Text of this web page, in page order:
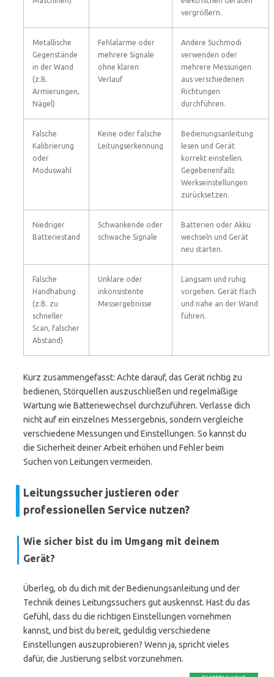
vergrößern.
Metallische
Gegenstände
in der Wand
(z.B.
Armierungen,
Nägel)
Fehlalarme oder
mehrere Signale
ohne klaren
Verlauf
Andere Suchmodi
verwenden oder
mehrere Messungen
aus verschiedenen
Richtungen
durchführen.
Falsche
Kalibrierung
oder
Moduswahl
Keine oder falsche
Leitungserkennung
Bedienungsanleitung
lesen und Gerät
korrekt einstellen.
Gegebenenfalls
Werkseinstellungen
zurücksetzen.
Niedriger
Batteriestand
Schwankende oder
schwache Signale
Batterien oder Akku
wechseln und Gerät
neu starten.
Falsche
Handhabung
(z.B. zu
schneller
Scan, falscher
Abstand)
Unklare oder
inkonsistente
Messergebnisse
Langsam und ruhig
vorgehen. Gerät flach
und nahe an der Wand
führen.
Kurz zusammengefasst: Achte darauf, das Gerät richtig zu
bedienen, Störquellen auszuschließen und regelmäßige
Wartung wie Batteriewechsel durchzuführen. Verlasse dich
nicht auf ein einzelnes Messergebnis, sondern vergleiche
verschiedene Messungen und Einstellungen. So kannst du
die Sicherheit deiner Arbeit erhöhen und Fehler beim
Suchen von Leitungen vermeiden.
Leitungssucher justieren oder
professionellen Service nutzen?
Wie sicher bist du im Umgang mit deinem
Gerät?
Überleg, ob du dich mit der Bedienungsanleitung und der
Technik deines Leitungssuchers gut auskennst. Hast du das
Gefühl, dass du die richtigen Einstellungen vornehmen
kannst, und bist du bereit, geduldig verschiedene
Einstellungen auszuprobieren? Wenn ja, spricht vieles
dafür, die Justierung selbst vorzunehmen.